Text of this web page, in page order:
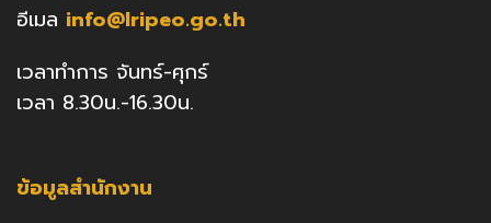
อีเมล info@lripeo.go.th
เวลาทำการ จันทร์-ศุกร์
เวลา 8.30น.-16.30น.
ข้อมูลสำนักงาน